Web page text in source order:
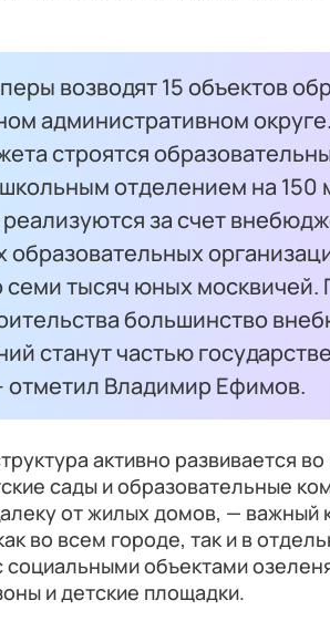
возводят 15 объектов
административном
строятся
отделением на 150
за счет
образовательных
семи тысяч юных москвичей.
большинство
станут частью
отметил Владимир Ефимов.
активно развивается во
сады и образовательные
от жилых домов, — важный
во всем городе, так и в
социальными объектами
и детские площадки.